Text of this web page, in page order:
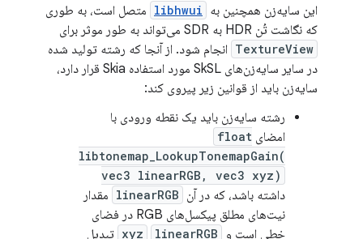
این سایه‌زن همچنین به libhwui متصل است، به طوری
که نگاشت تُن HDR به SDR می‌تواند به طور موثر برای
TextureView انجام شود. از آنجا که رشته تولید شده
در سایر سایه‌زن‌های SkSL مورد استفاده Skia قرار دارد،
سایه‌زن باید از قوانین زیر پیروی کند:
رشته سایه‌زن باید یک نقطه ورودی با
امضای float
libtonemap_LookupTonemapGain(
vec3 linearRGB, vec3 xyz)
داشته باشد، که در آن linearRGB مقدار
نیت‌های مطلق پیکسل‌های RGB در فضای
خطی است و
xyz linearRGB تبدیل